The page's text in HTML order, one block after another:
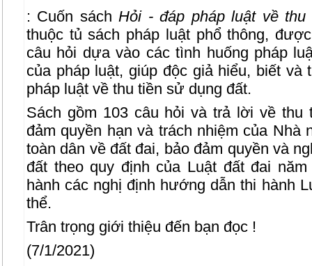
: Cuốn sáchHỏi - đáp pháp luật về
thuộc tủ sách pháp luật phổ thông,
câu hỏi dựa vào các tình huống pháp
của pháp luật, giúp độc giả hiểu, biết và
pháp luật về thu tiền sử dụng đất.
Sách gồm 103 câu hỏi và trả lời về
đảm quyền hạn và trách nhiệm của
toàn dân về đất đai, bảo đảm quyền và
đất theo quy định của Luật đất đai
hành các nghị định hướng dẫn thi hành
thể.
Trân trọng giới thiệu đến bạn đọc !
(7/1/2021)